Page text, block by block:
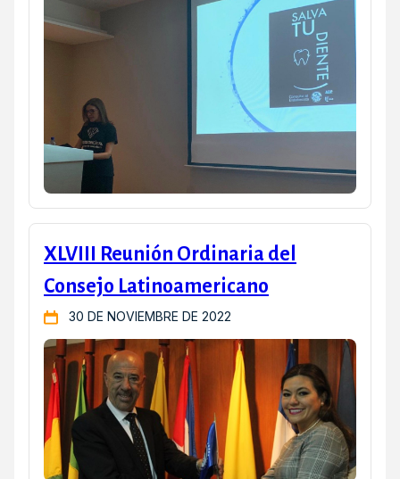
XLVIII Reunión Ordinaria del
Consejo Latinoamericano
30 DE NOVIEMBRE DE 2022